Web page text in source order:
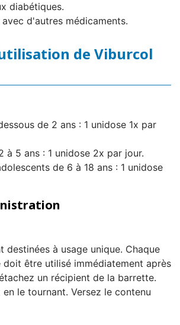
diabétiques.
d'autres médicaments.
de Viburcol
de 2 ans : 1 unidose 1x par
à 5 ans : 1 unidose 2x par jour.
de 6 à 18 ans : 1 unidose
destinées à usage unique. Chaque
doit être utilisé immédiatement après
un récipient de la barrette.
le tournant. Versez le contenu